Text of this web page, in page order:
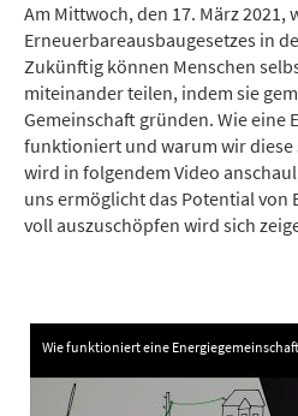
Am Mittwoch, den 17. März 2021,
Erneuerbareausbaugesetzes in
Zukünftig können Menschen
miteinander teilen, indem sie
Gemeinschaft gründen. Wie eine
funktioniert und warum wir
wird in folgendem Video
uns ermöglicht das Potential von
voll auszuschöpfen wird sich
Wie funktioniert eine